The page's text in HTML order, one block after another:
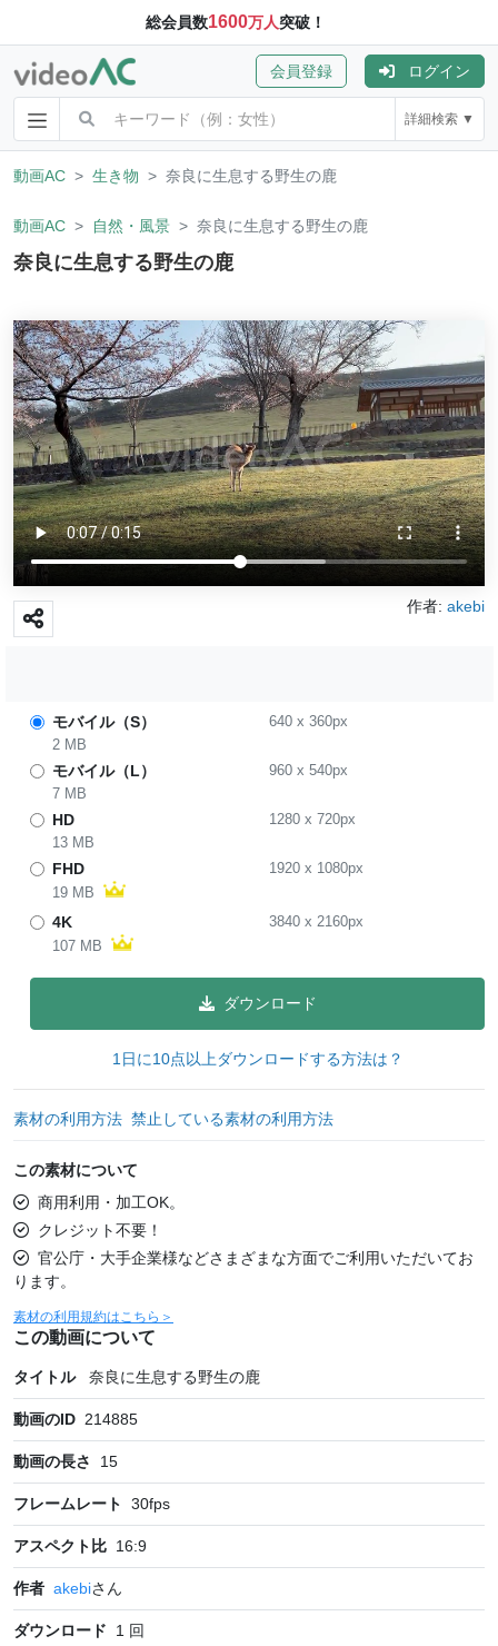
総会員数1600万人突破！
会員登録 ログイン
詳細検索 ▼
動画AC 生き物 奈良に生息する野生の鹿
動画AC 自然・風景 奈良に生息する野生の鹿
奈良に生息する野生の鹿
作者: akebi
モバイル（S） 640x 360px
2 MB
モバイル（L） 960x 540px
7 MB
HD 1280x 720px
13 MB
FHD 1920x 1080px
19 MB
4K 3840x 2160px
107 MB
ダウンロード
1日に10点以上ダウンロードする方法は？
素材の利用方法 禁止している素材の利用方法
この素材について
商用利用・加工OK。
クレジット不要！
官公庁・大手企業様などさまざまな方面でご利用いただいてお
ります。
素材の利用規約はこちら＞
この動画について
タイトル 奈良に生息する野生の鹿
動画のID 214885
動画の長さ 15
フレームレート 30fps
アスペクト比 16:9
作者 akebiさん
ダウンロード 1 回